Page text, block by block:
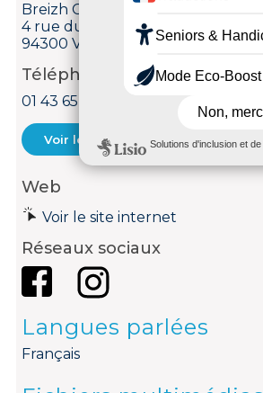
Breizh Café
4 rue du Midi
94300 Vincennes
Téléphone
01 43 65 99 71
Voir le courriel
Web
Voir le site internet
Réseaux sociaux
Langues parlées
Français